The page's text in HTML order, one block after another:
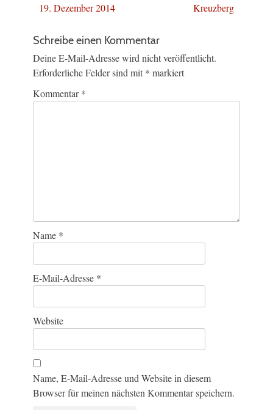
19. Dezember 2014
Kreuzberg
Schreibe einen Kommentar
Deine E-Mail-Adresse wird nicht veröffentlicht.
Erforderliche Felder sind mit * markiert
Kommentar*
Name *
E-Mail-Adresse *
Website
Name, E-Mail-Adresse und Website in diesem
Browser für meinen nächsten Kommentar speichern.